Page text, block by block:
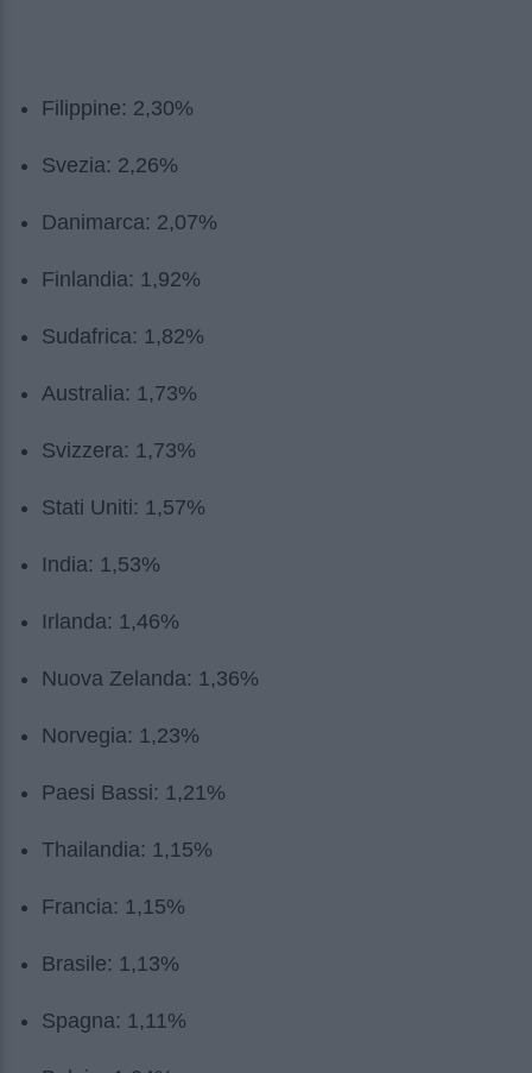
Filippine: 2,30%
Svezia: 2,26%
Danimarca: 2,07%
Finlandia: 1,92%
Sudafrica: 1,82%
Australia: 1,73%
Svizzera: 1,73%
Stati Uniti: 1,57%
India: 1,53%
Irlanda: 1,46%
Nuova Zelanda: 1,36%
Norvegia: 1,23%
Paesi Bassi: 1,21%
Thailandia: 1,15%
Francia: 1,15%
Brasile: 1,13%
Spagna: 1,11%